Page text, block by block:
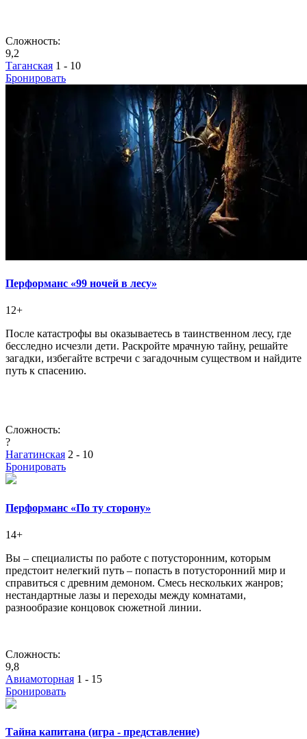
Сложность:
9,2
Таганская 1 - 10
Бронировать
Перформанс «99 ночей в лесу»
12+
После катастрофы вы оказываетесь в таинственном лесу, где
бесследно исчезли дети. Раскройте мрачную тайну, решайте
загадки, избегайте встречи с загадочным существом и найдите
путь к спасению.
Сложность:
?
Нагатинская 2 - 10
Бронировать
Перформанс «По ту сторону»
14+
Вы – специалисты по работе с потусторонним, которым
предстоит нелегкий путь – попасть в потусторонний мир и
справиться с древним демоном. Смесь нескольких жанров;
нестандартные лазы и переходы между комнатами,
разнообразие концовок сюжетной линии.
Сложность:
9,8
Авиамоторная 1 - 15
Бронировать
Тайна капитана (игра - представление)